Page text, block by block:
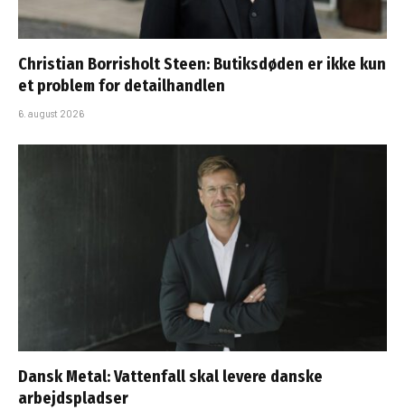
Christian Borrisholt Steen: Butiksdøden er ikke kun
et problem for detailhandlen
6. august 2026
Dansk Metal: Vattenfall skal levere danske
arbejdspladser